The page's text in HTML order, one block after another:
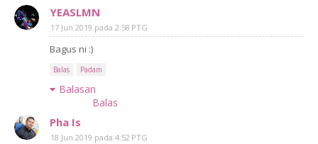
YEASLMN
17 Jun 2019 pada 2:58 PTG
Bagus ni :)
Balas Padam
Balasan
Balas
Pha Is
18 Jun 2019 pada 4:52 PTG